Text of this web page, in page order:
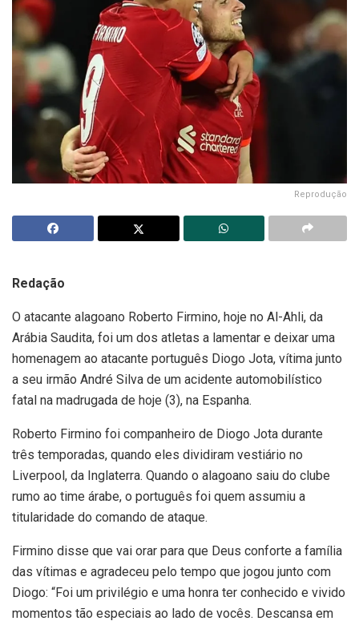
Reprodução
Redação
O atacante alagoano Roberto Firmino, hoje no Al-Ahli, da
Arábia Saudita, foi um dos atletas a lamentar e deixar uma
homenagem ao atacante português Diogo Jota, vítima junto
a seu irmão André Silva de um acidente automobilístico
fatal na madrugada de hoje (3), na Espanha.
Roberto Firmino foi companheiro de Diogo Jota durante
três temporadas, quando eles dividiram vestiário no
Liverpool, da Inglaterra. Quando o alagoano saiu do clube
rumo ao time árabe, o português foi quem assumiu a
titularidade do comando de ataque.
Firmino disse que vai orar para que Deus conforte a família
das vítimas e agradeceu pelo tempo que jogou junto com
Diogo: “Foi um privilégio e uma honra ter conhecido e vivido
momentos tão especiais ao lado de vocês. Descansa em